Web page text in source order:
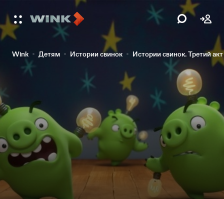
Wink Детям Истории свинок Истории свинок. Третий акт